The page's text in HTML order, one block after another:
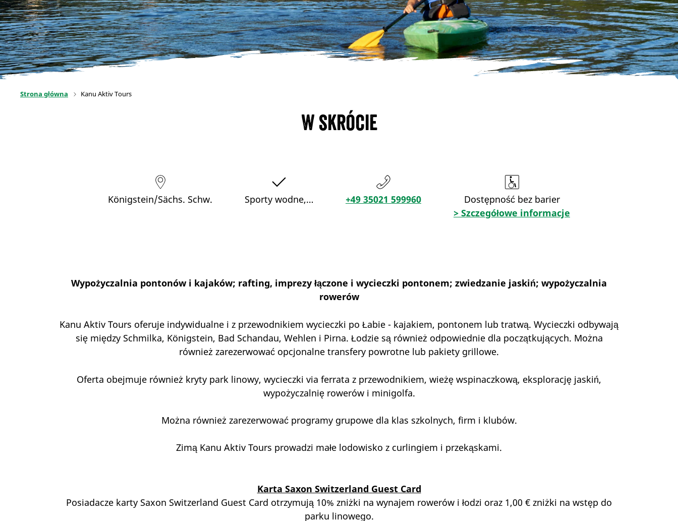
Strona główna Kanu Aktiv Tours
W skrócie
Königstein/Sächs. Schw. Sporty wodne,… +49 35021 599960
Dostępność bez barier
> Szczegółowe informacje
Wypożyczalnia pontonów i kajaków; rafting, imprezy łączone i wycieczki pontonem; zwiedzanie jaskiń; wypożyczalnia
rowerów
Kanu Aktiv Tours oferuje indywidualne i z przewodnikiem wycieczki po Łabie - kajakiem, pontonem lub tratwą. Wycieczki odbywają
się między Schmilka, Königstein, Bad Schandau, Wehlen i Pirna. Łodzie są również odpowiednie dla początkujących. Można
również zarezerwować opcjonalne transfery powrotne lub pakiety grillowe.
Oferta obejmuje również kryty park linowy, wycieczki via ferrata z przewodnikiem, wieżę wspinaczkową, eksplorację jaskiń,
wypożyczalnię rowerów i minigolfa.
Można również zarezerwować programy grupowe dla klas szkolnych, firm i klubów.
Zimą Kanu Aktiv Tours prowadzi małe lodowisko z curlingiem i przekąskami.
Karta Saxon Switzerland Guest Card
Posiadacze karty Saxon Switzerland Guest Card otrzymują 10% zniżki na wynajem rowerów i łodzi oraz 1,00 € zniżki na wstęp do
parku linowego.